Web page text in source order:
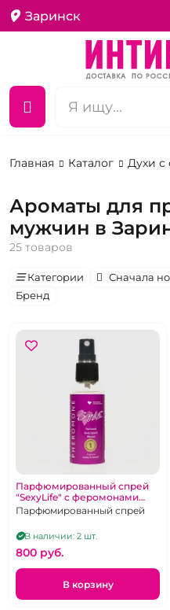
Заринск
Главная Каталог Духи
Ароматы для
мужчин в
25 товаров
Категории Сначала
Бренд
Парфюмированный спрей
"SexyLife" с феромонами
женский № 32
Парфюмированный спрей
В наличии: 2 шт.
800 pуб.
В корзину